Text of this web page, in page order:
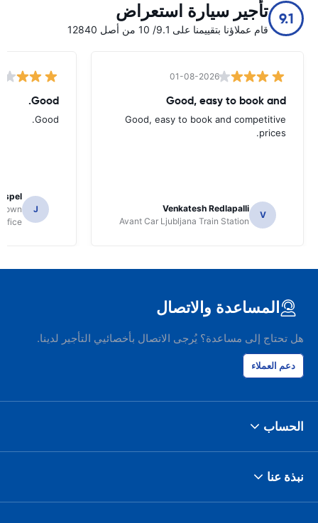
9.1 تأجير سيارة استعراض
قام عملاؤنا بتقييمنا على 9.1/ 10 من أصل 12840
01-08-2026
Good, easy to book and
Good, easy to book and competitive
prices.
V
Venkatesh Redlapalli
Avant Car Ljubljana Train Station
Good.
Good.
J
المساعدة والاتصال
هل تحتاج إلى مساعدة؟ يُرجى الاتصال بأخصائيي التأجير لدينا.
دعم العملاء
الحساب
نبذة عنا